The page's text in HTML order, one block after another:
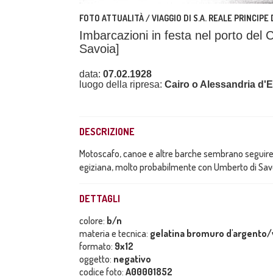
FOTO ATTUALITÀ / VIAGGIO DI S.A. REALE
Imbarcazioni in festa nel porto del
Savoia]
data: 07.02.1928
luogo della ripresa: Cairo o Alessandria
DESCRIZIONE
Motoscafo, canoe e altre barche sembrano
egiziana, molto probabilmente con Umberto di
DETTAGLI
colore: b/n
materia e tecnica: gelatina bromuro
formato: 9x12
oggetto: negativo
codice foto: A00001852